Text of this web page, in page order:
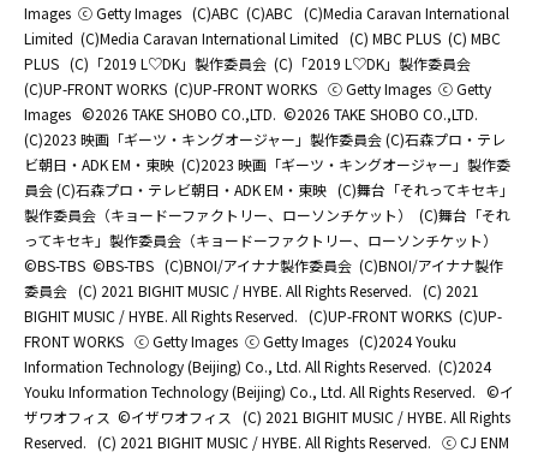
Images ⓒ Getty Images (C)ABC (C)ABC (C)Media Caravan International
Limited (C)Media Caravan International Limited (C) MBC PLUS (C) MBC
PLUS (C)「2019 L♡DK」製作委員会 (C)「2019 L♡DK」製作委員会
(C)UP-FRONT WORKS (C)UP-FRONT WORKS ⓒ Getty Images ⓒ Getty
Images ©2026 TAKE SHOBO CO.,LTD. ©2026 TAKE SHOBO CO.,LTD.
(C)2023 映画「ギーツ・キングオージャー」製作委員会 (C)石森プロ・テレ
ビ朝日・ADK EM・東映 (C)2023 映画「ギーツ・キングオージャー」製作委
員会 (C)石森プロ・テレビ朝日・ADK EM・東映 (C)舞台「それってキセキ」
製作委員会（キョードーファクトリー、ローソンチケット）
(C)舞台「それ
ってキセキ」製作委員会（キョードーファクトリー、ローソンチケット）
©BS-TBS ©BS-TBS (C)BNOI/アイナナ製作委員会 (C)BNOI/アイナナ製作
委員会 (C) 2021 BIGHIT MUSIC / HYBE. All Rights Reserved. (C) 2021
BIGHIT MUSIC / HYBE. All Rights Reserved. (C)UP-FRONT WORKS (C)UP-
FRONT WORKS ⓒ Getty Images ⓒ Getty Images (C)2024 Youku
Information Technology (Beijing) Co., Ltd. All Rights Reserved. (C)2024
Youku Information Technology (Beijing) Co., Ltd. All Rights Reserved. ©イ
ザワオフィス ©イザワオフィス
(C) 2021 BIGHIT MUSIC / HYBE. All Rights
Reserved. (C) 2021 BIGHIT MUSIC / HYBE. All Rights Reserved. ⓒ CJ ENM